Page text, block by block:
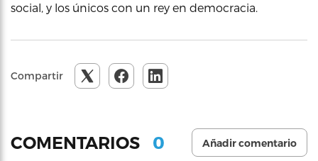
social, y los únicos con un rey en democracia.
Compartir
COMENTARIOS 0 Añadir comentario